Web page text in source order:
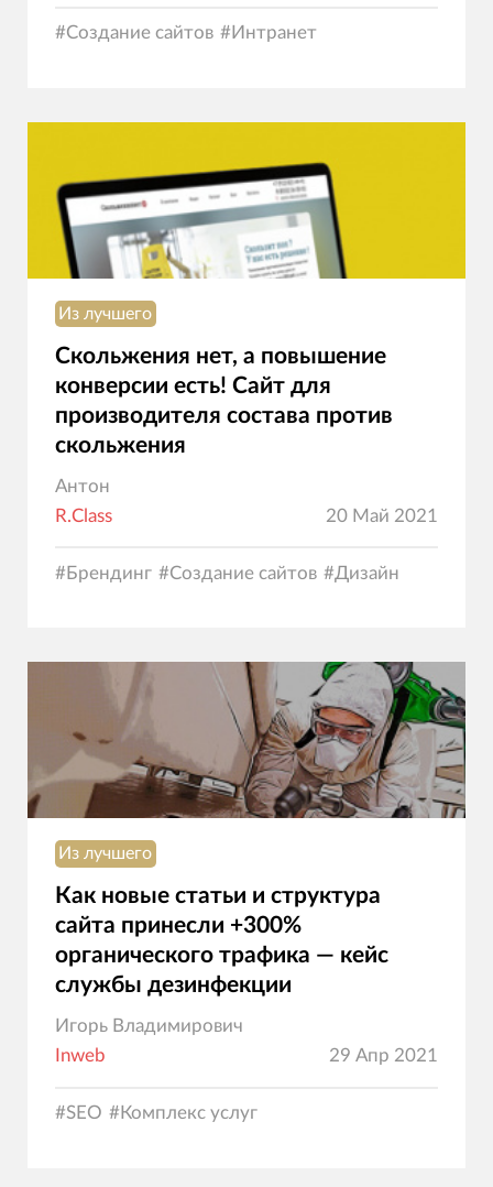
#Создание сайтов #Интранет
Из лучшего
Скольжения нет, а повышение
конверсии есть! Сайт для
производителя состава против
скольжения
Антон
R.Class
20 Май 2021
#Брендинг #Создание сайтов #Дизайн
Из лучшего
Как новые статьи и структура
сайта принесли +300%
органического трафика — кейс
службы дезинфекции
Игорь Владимирович
Inweb
29 Апр 2021
#SEO #Комплекс услуг